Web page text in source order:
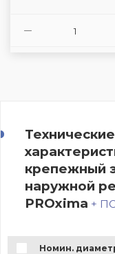
Технические
крепежный
наружной
PROxima +
Номин.